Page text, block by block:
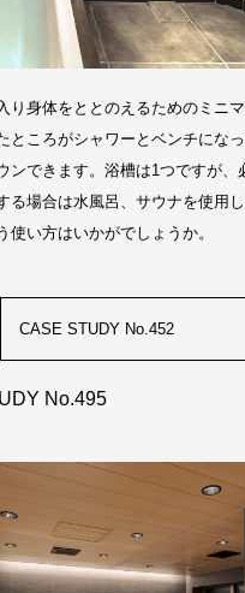
り身体をととのえるためのミニマ
ところがシャワーとベンチにな
ンできます。浴槽は1つですが、
る場合は水風呂、サウナを使用
使い方はいかがでしょうか。
CASE STUDY No.452
No.495